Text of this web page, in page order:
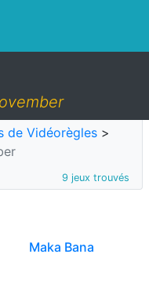
de Vidéorègles >
9 jeux trouvés
Maka Bana